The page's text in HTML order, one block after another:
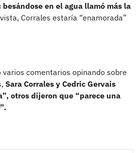
besándose en el agua llamó más la
Corrales estaría “enamorada”
varios comentarios opinando sobre
Sara Corrales y Cedric Gervais
otros dijeron que “parece una